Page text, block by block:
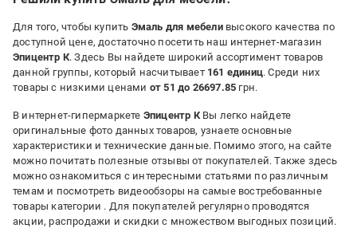
Для того, чтобы купить Эмаль для мебеливысокого качества по
доступной цене, достаточно посетить наш интернет-магазин
Эпицентр К. Здесь Вы найдете широкий ассортимент товаров
данной группы, который насчитывает 161 единиц. Среди них
товары с низкими ценами от 51 до 26697.85 грн.
В интернет-гипермаркете Эпицентр КВы легко найдете
оригинальные фото данных товаров, узнаете основные
характеристики и технические данные. Помимо этого, на сайте
можно почитать полезные отзывы от покупателей. Также здесь
можно ознакомиться с интересными статьями по различным
темам и посмотреть видеообзоры на самые востребованные
товары категории . Для покупателей регулярно проводятся
акции, распродажи и скидки с множеством выгодных позиций.